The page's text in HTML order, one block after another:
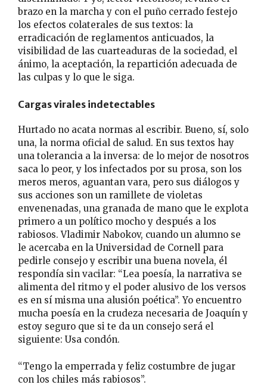
brazo en la marcha y con el puño cerrado festejo
los efectos colaterales de sus textos: la
erradicación de reglamentos anticuados, la
visibilidad de las cuarteaduras de la sociedad, el
ánimo, la aceptación, la repartición adecuada de
las culpas y lo que le siga.
Cargas virales indetectables
Hurtado no acata normas al escribir. Bueno, sí, solo
una, la norma oficial de salud. En sus textos hay
una tolerancia a la inversa: de lo mejor de nosotros
saca lo peor, y los infectados por su prosa, son los
meros meros, aguantan vara, pero sus diálogos y
sus acciones son un ramillete de violetas
envenenadas, una granada de mano que le explota
primero a un político mocho y después a los
rabiosos. Vladimir Nabokov, cuando un alumno se
le acercaba en la Universidad de Cornell para
pedirle consejo y escribir una buena novela, él
respondía sin vacilar: “Lea poesía, la narrativa se
alimenta del ritmo y el poder alusivo de los versos
es en sí misma una alusión poética”. Yo encuentro
mucha poesía en la crudeza necesaria de Joaquín y
estoy seguro que si te da un consejo será el
siguiente: Usa condón.
“Tengo la emperrada y feliz costumbre de jugar
con los chiles más rabiosos”.